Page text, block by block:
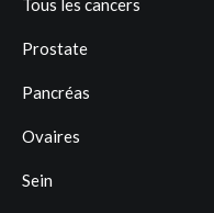
Tous les cancers
Prostate
Pancréas
Ovaires
Sein